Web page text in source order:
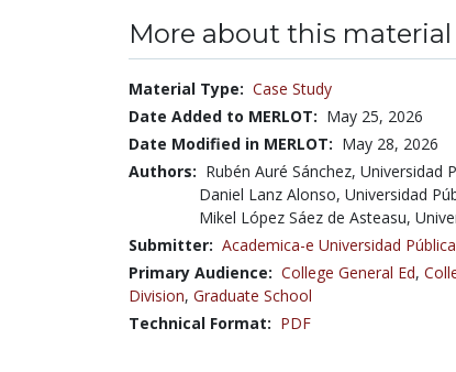
More about this material
Material Type: Case Study
Date Added to MERLOT: May 25, 2026
Date Modified in MERLOT: May 28, 2026
Authors: Rubén Auré Sánchez, Universidad
Daniel Lanz Alonso, Universidad
Mikel López Sáez de Asteasu,
Submitter: Academica-e Universidad
Primary Audience: College General Ed,
Division, Graduate School
Technical Format: PDF